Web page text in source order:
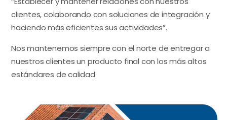
clientes, colaborando con soluciones de integración y
haciendo más eficientes sus actividades”.
Nos mantenemos siempre con el norte de entregar a
nuestros clientes un producto final con los más altos
estándares de calidad